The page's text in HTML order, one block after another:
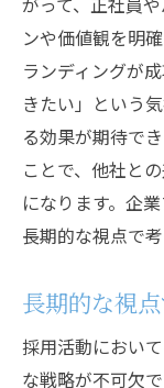
ンや価値観を明
ランディングが
きたい」という
る効果が期待で
ことで、他社と
になります。企
長期的な視点で
長期的な視
採用活動におい
な戦略が不可欠